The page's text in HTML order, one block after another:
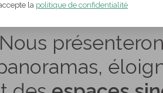
la politique de confidentialité
sont une